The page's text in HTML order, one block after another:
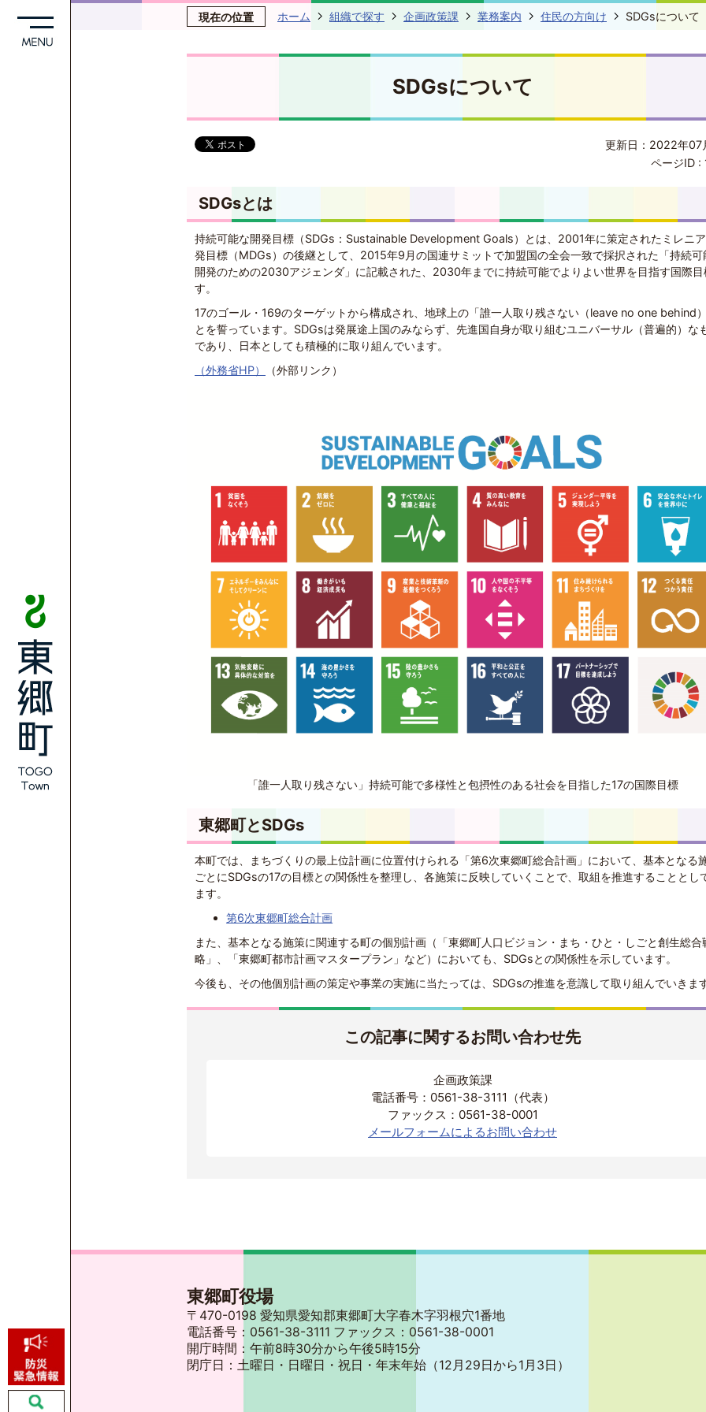
現在の位置 ホーム 組織で探す 企画政策課 業務案内 住民の方向け SDGsについて
SDGsについて
更新日：2022年07
ページID :
SDGsとは
持続可能な開発目標（SDGs：Sustainable Development Goals）とは、2001年に策定されたミレニ
発目標（MDGs）の後継として、2015年9月の国連サミットで加盟国の全会一致で採択された「持続可
開発のための2030アジェンダ」に記載された、2030年までに持続可能でよりよい世界を目指す国際目
す。
17のゴール・169のターゲットから構成され、地球上の「誰一人取り残さない（leave no one behind
とを誓っています。SDGsは発展途上国のみならず、先進国自身が取り組むユニバーサル（普遍的）な
であり、日本としても積極的に取り組んでいます。
（外務省HP）
（外部リンク）
「誰一人取り残さない」持続可能で多様性と包摂性のある社会を目指した17の国際目標
東郷町とSDGs
本町では、まちづくりの最上位計画に位置付けられる「第6次東郷町総合計画」において、基本となる
ごとにSDGsの17の目標との関係性を整理し、各施策に反映していくことで、取組を推進することとし
ます。
第6次東郷町総合計画
また、基本となる施策に関連する町の個別計画（「東郷町人口ビジョン・まち・ひと・しごと創生総合
略」、「東郷町都市計画マスタープラン」など）においても、SDGsとの関係性を示しています。
今後も、その他個別計画の策定や事業の実施に当たっては、SDGsの推進を意識して取り組んでいきます
この記事に関するお問い合わせ先
企画政策課
電話番号：0561-38-3111（代表）
ファックス：0561-38-0001
メールフォームによるお問い合わせ
東郷町役場
〒470-0198 愛知県愛知郡東郷町大字春木字羽根穴1番地
電話番号：0561-38-3111 ファックス：0561-38-0001
開庁時間：午前8時30分から午後5時15分
閉庁日：土曜日・日曜日・祝日・年末年始 （12月29日から1月3日）